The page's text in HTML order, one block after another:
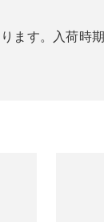
ます。入荷時